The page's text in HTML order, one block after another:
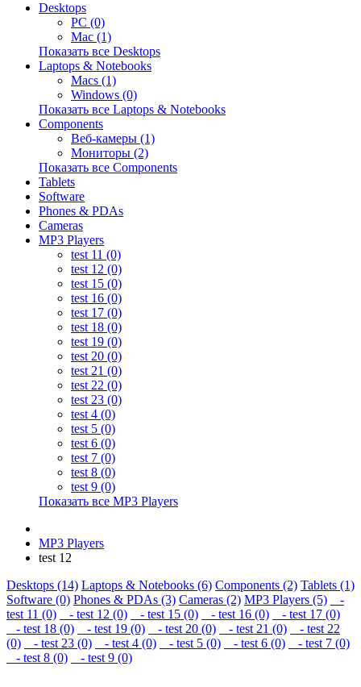
Desktops
PC (0)
Mac (1)
Показать все Desktops
Laptops & Notebooks
Macs (1)
Windows (0)
Показать все Laptops & Notebooks
Components
Веб-камеры (1)
Мониторы (2)
Показать все Components
Tablets
Software
Phones & PDAs
Cameras
MP3 Players
test 11 (0)
test 12 (0)
test 15 (0)
test 16 (0)
test 17 (0)
test 18 (0)
test 19 (0)
test 20 (0)
test 21 (0)
test 22 (0)
test 23 (0)
test 4 (0)
test 5 (0)
test 6 (0)
test 7 (0)
test 8 (0)
test 9 (0)
Показать все MP3 Players
MP3 Players
test 12
Desktops (14) Laptops & Notebooks (6) Components (2) Tablets (1)
Software (0) Phones & PDAs (3) Cameras (2) MP3 Players (5)
-
test 11 (0)
- test 12 (0) - test 15 (0) - test 16 (0)
- test 17 (0)
- test 18 (0)
- test 19 (0) - test 20 (0) - test 21 (0)
- test 22
(0)
- test 23 (0) - test 4 (0) - test 5 (0) - test 6 (0)
- test 7 (0)
- test 8 (0)
- test 9 (0)